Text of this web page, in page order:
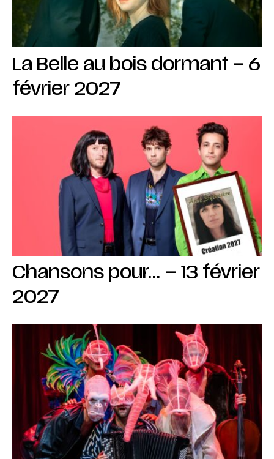
La Belle au bois dormant – 6
février 2027
Chansons pour… – 13 février
2027